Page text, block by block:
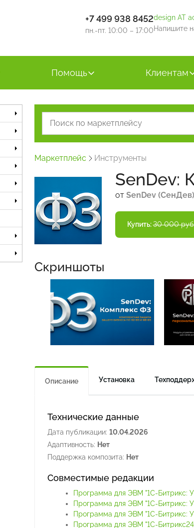
+7 499 938 8452
пн.-пт. 10:00 – 17:00
design AT
Напишите
Помощь Клиентам
Маркетплейс Инструменты
SenDev:
от SenDev (СенДев)
Купить:30 000 руб
Скриншоты
Описание Установка
Технические данные
Дата публикации: 10.04.2026
Адаптивность: Нет
Поддержка композита: Нет
Совместимые редакции
Программа для ЭВМ "1С-Битрикс:
Программа для ЭВМ "1С-Битрикс:
Программа для ЭВМ "1С-Битрикс:
Программа для ЭВМ "1С-